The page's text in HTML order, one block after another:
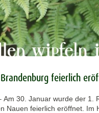
feierlich
Am 30. Januar wurde der 1.
Nauen feierlich eröffnet. Im